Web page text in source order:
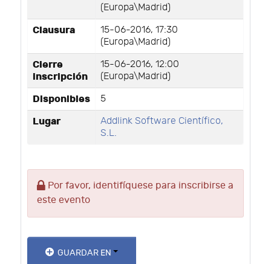
(Europa\Madrid)
Clausura
15-06-2016, 17:30
(Europa\Madrid)
Cierre
inscripción
15-06-2016, 12:00
(Europa\Madrid)
Disponibles 5
Lugar
Addlink Software Científico,
S.L.
Por favor, identifíquese para inscribirse a
este evento
GUARDAR EN